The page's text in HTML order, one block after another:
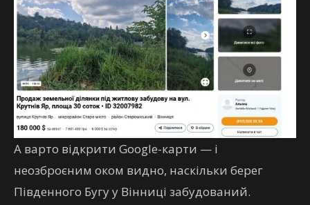
А варто відкрити Google-карти — і
неозброєним оком видно, наскільки берег
Південного Бугу у Вінниці забудований.